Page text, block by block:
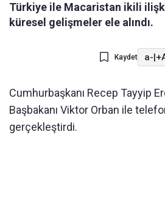
Türkiye ile Macaristan ikili
küresel gelişmeler ele alındı.
Kaydet a-|
Cumhurbaşkanı Recep Tayyip
Başbakanı Viktor Orban ile
gerçekleştirdi.